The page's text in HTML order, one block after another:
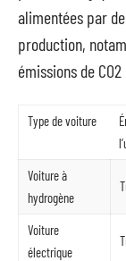
alimentées par
production,
émissions de
Type de voiture
Voiture à
hydrogène
Voiture
électrique